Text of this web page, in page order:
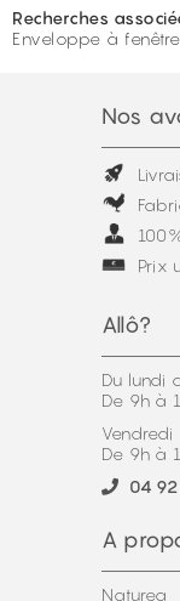
Recherches
Enveloppe à fenêtre
Nos
Prix
Allô?
Du lundi
De 9h à
Vendredi
De 9h à
04
A
Naturea